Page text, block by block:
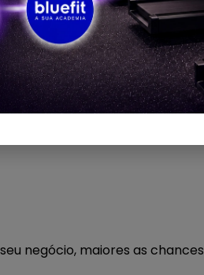
mais estratégicas da
quem são as pessoas da
negócio, maiores as